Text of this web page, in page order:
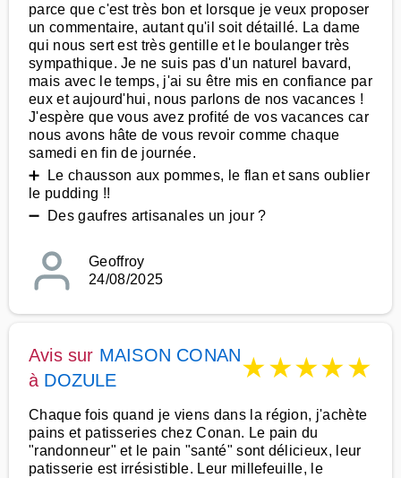
parce que c'est très bon et lorsque je veux proposer
un commentaire, autant qu'il soit détaillé. La dame
qui nous sert est très gentille et le boulanger très
sympathique. Je ne suis pas d'un naturel bavard,
mais avec le temps, j'ai su être mis en confiance par
eux et aujourd'hui, nous parlons de nos vacances !
J'espère que vous avez profité de vos vacances car
nous avons hâte de vous revoir comme chaque
samedi en fin de journée.
➕ Le chausson aux pommes, le flan et sans oublier
le pudding !!
➖ Des gaufres artisanales un jour ?
Geoffroy
24/08/2025
Avis sur MAISON CONAN
à DOZULE ★★★★★
Chaque fois quand je viens dans la région, j'achète
pains et patisseries chez Conan. Le pain du
"randonneur" et le pain "santé" sont délicieux, leur
patisserie est irrésistible. Leur millefeuille, le